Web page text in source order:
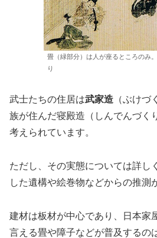
畳（緑部分）は人が座るところのみ
り
武士たちの住居は武家造 （ぶけ
族が住んだ寝殿造（しんでんづく
考えられています。
ただし、その実態については詳し
した遺構や絵巻物などからの推測
建材は板材が中心であり、日本家
言える畳や障子などが普及するの